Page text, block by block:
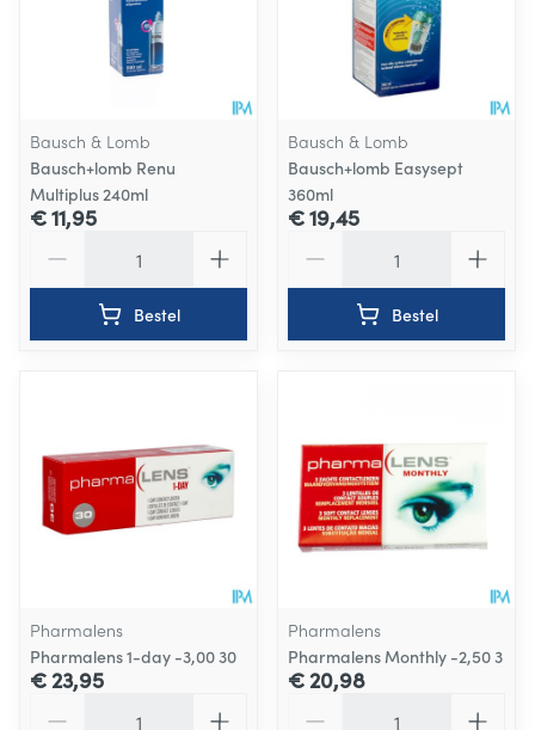
Bausch & Lomb
Bausch+lomb Renu
Multiplus 240ml
€ 11,95
Bestel
Bausch & Lomb
Bausch+lomb Easysept
360ml
€ 19,45
Bestel
Pharmalens
Pharmalens 1-day -3,00 30
€ 23,95
Pharmalens
Pharmalens Monthly -2,50 3
€ 20,98